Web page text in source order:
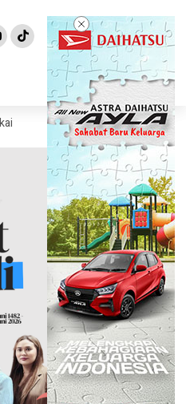
Ahli Ungkap Penampakan